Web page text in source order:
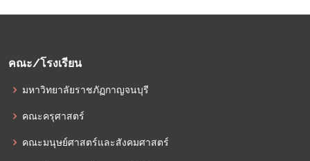
คณะ/โรงเรียน
มหาวิทยาลัยราชภัฏกาญจนบุรี
คณะครุศาสตร์
คณะมนุษย์ศาสตร์และสังคมศาสตร์